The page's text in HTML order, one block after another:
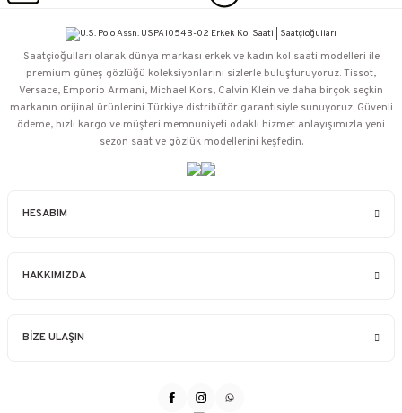
HESABIM
HAKKIMIZDA
BİZE ULAŞIN
Saatçioğulları⁠ olarak dünya markası erkek ve kadın kol saati modelleri ile
premium güneş gözlüğü koleksiyonlarını sizlerle buluşturuyoruz. Tissot,
Versace, Emporio Armani, Michael Kors, Calvin Klein ve daha birçok seçkin
markanın orijinal ürünlerini Türkiye distribütör garantisiyle sunuyoruz. Güvenli
ödeme, hızlı kargo ve müşteri memnuniyeti odaklı hizmet anlayışımızla yeni
sezon saat ve gözlük modellerini keşfedin.